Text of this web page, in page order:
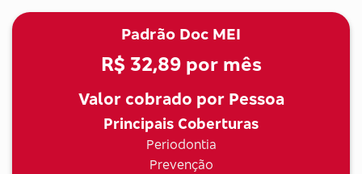
Padrão Doc MEI
R$ 32,89por mês
Valor cobrado por Pessoa
Principais Coberturas
Periodontia
Prevenção